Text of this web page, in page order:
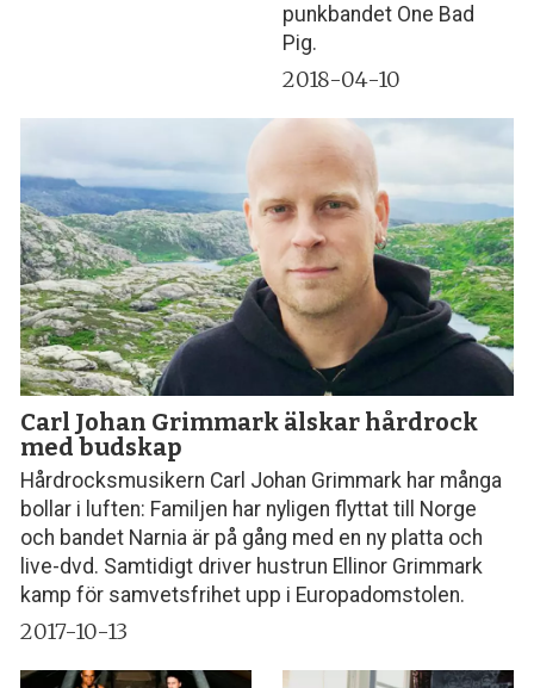
punkbandet One Bad
Pig.
2018-04-10
Carl Johan Grimmark älskar hårdrock
med budskap
Hårdrocksmusikern Carl Johan Grimmark har många
bollar i luften: Familjen har nyligen flyttat till Norge
och bandet Narnia är på gång med en ny platta och
live-dvd. Samtidigt driver hustrun Ellinor Grimmark
kamp för samvetsfrihet upp i Europadomstolen.
2017-10-13